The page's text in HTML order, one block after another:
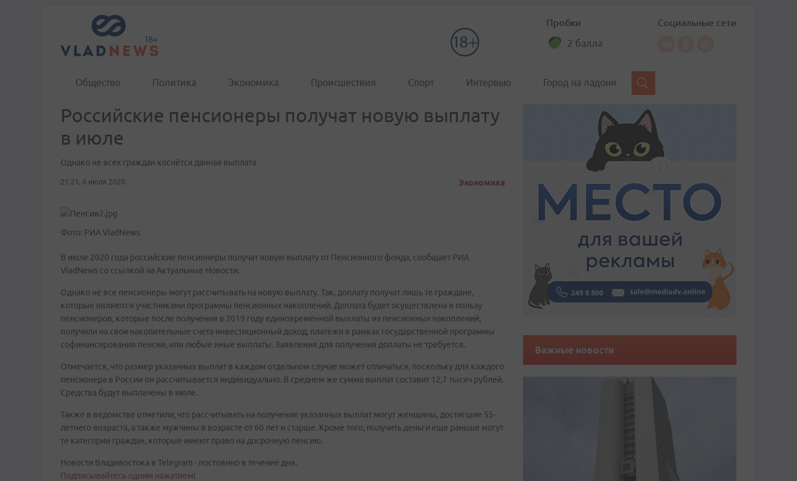
Пробки
2 балла
Социальные сети
Общество Политика Экономика Происшествия Спорт Интервью Город на ладони
Российские пенсионеры получат новую выплату
в июле
Однако не всех граждан коснётся данная выплата
21:21, 6 июля 2020 Экономика
Фото: РИА VladNews
В июле 2020 года российские пенсионеры получат новую выплату от Пенсионного фонда, сообщает РИА
VladNews со ссылкой на Актуальные Новости.
Однако не все пенсионеры могут рассчитывать на новую выплату. Так, доплату получат лишь те граждане,
которые являются участниками программы пенсионных накоплений. Доплата будет осуществлена в пользу
пенсионеров, которые после получения в 2019 году единовременной выплаты из пенсионных накоплений,
получили на свои накопительные счета инвестиционный доход, платежи в рамках государственной программы
софинансирования пенсии, или любые иные выплаты. Заявления для получения доплаты не требуется.
Отмечается, что размер указанных выплат в каждом отдельном случае может отличаться, поскольку для каждого
пенсионера в России он рассчитывается индивидуально. В среднем же сумма выплат составит 12,7 тысяч рублей.
Средства будут выплачены в июле.
Также в ведомстве отметили, что рассчитывать на получение указанных выплат могут женщины, достигшие 55-
летнего возраста, а также мужчины в возрасте от 60 лет и старше. Кроме того, получить деньги еще раньше могут
те категории граждан, которые имеют право на досрочную пенсию.
Новости Владивостока в Telegram - постоянно в течение дня.
Подписывайтесь одним нажатием!
Важные новости